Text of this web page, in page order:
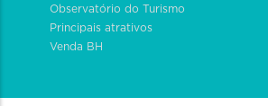
Observatório do Turismo
Principais atrativos
Venda BH